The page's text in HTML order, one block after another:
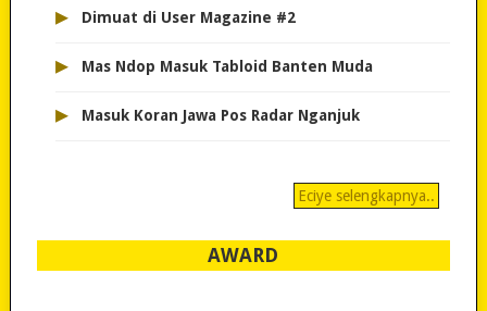
▸ Dimuat di User Magazine #2
▸ Mas Ndop Masuk Tabloid Banten Muda
▸ Masuk Koran Jawa Pos Radar Nganjuk
Eciye selengkapnya..
AWARD